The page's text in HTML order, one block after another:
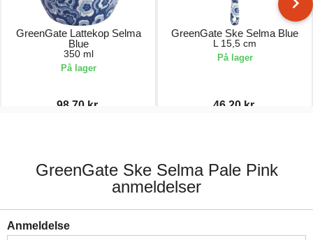
GreenGate Lattekop Selma
Blue
350 ml
På lager
98,70 kr.
GreenGate Ske Selma Blue
L 15,5 cm
På lager
46,20 kr.
GreenGate Ske Selma Pale Pink
anmeldelser
Anmeldelse